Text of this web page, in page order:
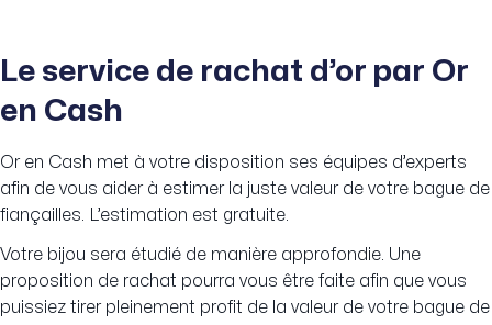
Le service de rachat d’or par Or
en Cash
Or en Cash met à votre disposition ses équipes d’experts
afin de vous aider à estimer la juste valeur de votre bague de
fiançailles. L’estimation est gratuite.
Votre bijou sera étudié de manière approfondie. Une
proposition de rachat pourra vous être faite afin que vous
puissiez tirer pleinement profit de la valeur de votre bague de